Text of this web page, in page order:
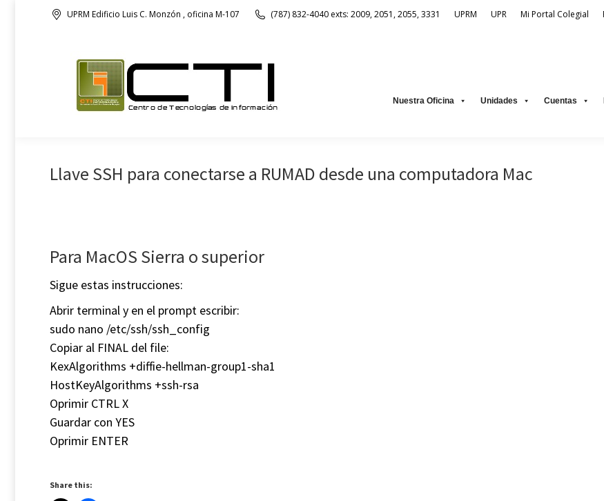
UPRM Edificio Luis C. Monzón , oficina M-107 (787) 832-4040 exts: 2009, 2051, 2055, 3331 UPRM UPR Mi Portal Colegial
Nuestra Oficina Unidades Cuentas
Llave SSH para conectarse a RUMAD desde una computadora Mac
Para MacOS Sierra o superior
Sigue estas instrucciones:
Abrir terminal y en el prompt escribir:
sudo nano /etc/ssh/ssh_config
Copiar al FINAL del file:
KexAlgorithms +diffie-hellman-group1-sha1
HostKeyAlgorithms +ssh-rsa
Oprimir CTRL X
Guardar con YES
Oprimir ENTER
Share this: